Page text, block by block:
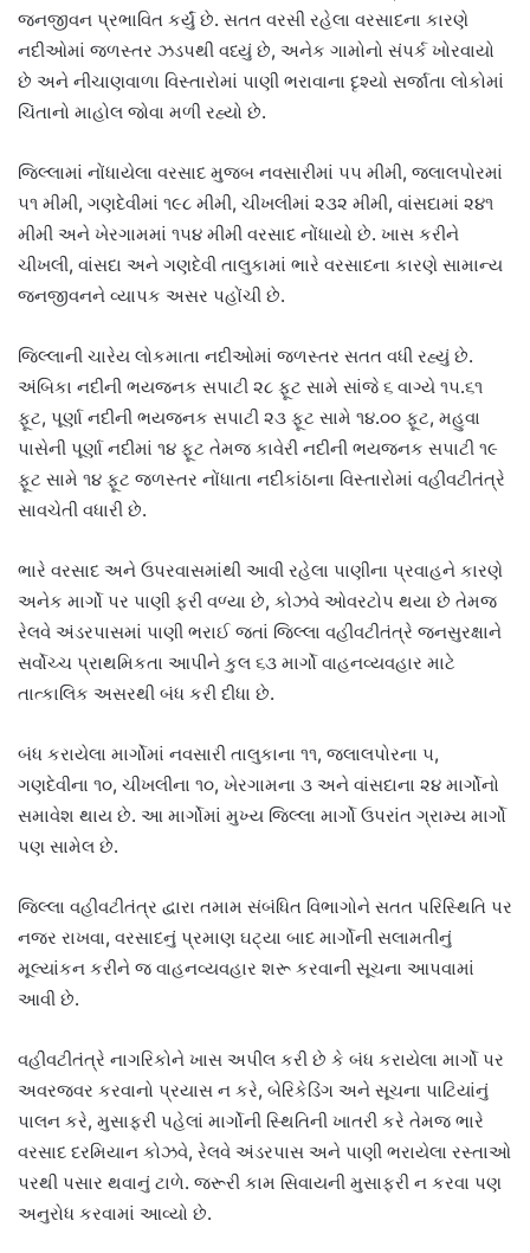
જનજીવન પ્રભાવિત કર્યું છે. સતત વરસી રહેલા વરસાદના કારણે
નદીઓમાં જળસ્તર ઝડપથી વધ્યું છે, અનેક ગામોનો સંપર્ક ખોરવાયો
છે અને નીચાણવાળા વિસ્તારોમાં પાણી ભરાવાના દૃશ્યો સર્જાતા લોકોમાં
ચિંતાનો માહોલ જોવા મળી રહ્યો છે.
જિલ્લામાં નોંધાયેલા વરસાદ મુજબ નવસારીમાં ૫૫ મીમી, જલાલપોરમાં
૫૧ મીમી, ગણદેવીમાં ૧૯૮ મીમી, ચીખલીમાં ૨૩૨ મીમી, વાંસદામાં ૨૪૧
મીમી અને ખેરગામમાં ૧૫૪ મીમી વરસાદ નોંધાયો છે. ખાસ કરીને
ચીખલી, વાંસદા અને ગણદેવી તાલુકામાં ભારે વરસાદના કારણે સામાન્ય
જનજીવનને વ્યાપક અસર પહોંચી છે.
જિલ્લાની ચારેય લોકમાતા નદીઓમાં જળસ્તર સતત વધી રહ્યું છે.
અંબિકા નદીની ભયજનક સપાટી ૨૮ ફૂટ સામે સાંજે ૬ વાગ્યે ૧૫.૬૧
ફૂટ, પૂર્ણા નદીની ભયજનક સપાટી ૨૩ ફૂટ સામે ૧૪.૦૦ ફૂટ, મહુવા
પાસેની પૂર્ણા નદીમાં ૧૪ ફૂટ તેમજ કાવેરી નદીની ભયજનક સપાટી ૧૯
ફૂટ સામે ૧૪ ફૂટ જળસ્તર નોંધાતા નદીકાંઠાના વિસ્તારોમાં વહીવટીતંત્રે
સાવચેતી વધારી છે.
ભારે વરસાદ અને ઉપરવાસમાંથી આવી રહેલા પાણીના પ્રવાહને કારણે
અનેક માર્ગો પર પાણી ફરી વળ્યા છે, કોઝવે ઓવરટોપ થયા છે તેમજ
રેલવે અંડરપાસમાં પાણી ભરાઈ જતાં જિલ્લા વહીવટીતંત્રે જનસુરક્ષાને
સર્વોચ્ચ પ્રાથમિકતા આપીને કુલ ૬૩ માર્ગો વાહનવ્યવહાર માટે
તાત્કાલિક અસરથી બંધ કરી દીધા છે.
બંધ કરાયેલા માર્ગોમાં નવસારી તાલુકાના ૧૧, જલાલપોરના ૫,
ગણદેવીના ૧૦, ચીખલીના ૧૦, ખેરગામના ૩ અને વાંસદાના ૨૪ માર્ગોનો
સમાવેશ થાય છે. આ માર્ગોમાં મુખ્ય જિલ્લા માર્ગો ઉપરાંત ગ્રામ્ય માર્ગો
પણ સામેલ છે.
જિલ્લા વહીવટીતંત્ર દ્વારા તમામ સંબંધિત વિભાગોને સતત પરિસ્થિતિ પર
નજર રાખવા, વરસાદનું પ્રમાણ ઘટ્યા બાદ માર્ગોની સલામતીનું
મૂલ્યાંકન કરીને જ વાહનવ્યવહાર શરૂ કરવાની સૂચના આપવામાં
આવી છે.
વહીવટીતંત્રે નાગરિકોને ખાસ અપીલ કરી છે કે બંધ કરાયેલા માર્ગો પર
અવરજવર કરવાનો પ્રયાસ ન કરે, બેરિકેડિંગ અને સૂચના પાટિયાંનું
પાલન કરે, મુસાફરી પહેલાં માર્ગોની સ્થિતિની ખાતરી કરે તેમજ ભારે
વરસાદ દરમિયાન કોઝવે, રેલવે અંડરપાસ અને પાણી ભરાયેલા રસ્તાઓ
પરથી પસાર થવાનું ટાળે. જરૂરી કામ સિવાયની મુસાફરી ન કરવા પણ
અનુરોધ કરવામાં આવ્યો છે.